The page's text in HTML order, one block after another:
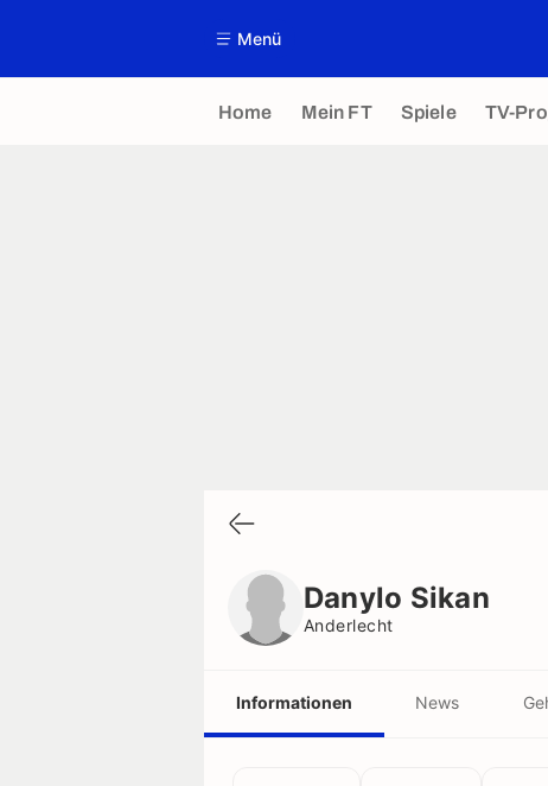
Menü
Home Mein FT Spiele TV-
Danylo Sikan
Anderlecht
Informationen News